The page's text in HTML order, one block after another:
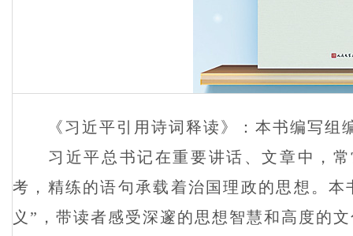
《习近平引用诗词释读》：本书编写组
习近平总书记在重要讲话、文章中，常
考，精练的语句承载着治国理政的思想。
义”，带读者感受深邃的思想智慧和高度的